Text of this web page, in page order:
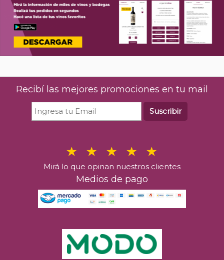
Recibí las mejores promociones en tu mail
Suscribir
Mirá lo que opinan nuestros clientes
Medios de pago